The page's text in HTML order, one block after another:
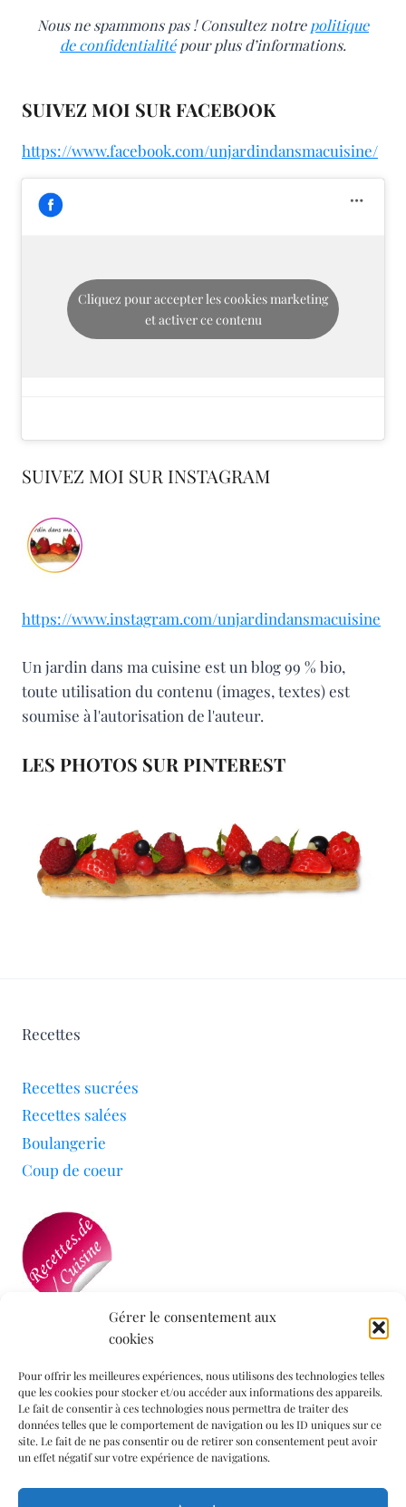
Gérer le consentement aux
cookies
Pour offrir les meilleures expériences, nous utilisons des technologies telles
que les cookies pour stocker et/ou accéder aux informations des appareils.
Le fait de consentir à ces technologies nous permettra de traiter des
données telles que le comportement de navigation ou les ID uniques sur ce
site. Le fait de ne pas consentir ou de retirer son consentement peut avoir
un effet négatif sur votre expérience de navigations.
Nous ne spammons pas ! Consultez notre politique
de confidentialitépour plus d’informations.
SUIVEZ MOI SUR FACEBOOK
https://www.facebook.com/unjardindansmacuisine/
Cliquez pour accepter les cookies marketing
et activer ce contenu
SUIVEZ MOI SUR INSTAGRAM
https://www.instagram.com/unjardindansmacuisine
Un jardin dans ma cuisine est un blog 99 % bio,
toute utilisation du contenu (images, textes) est
soumise à l'autorisation de l'auteur.
LES PHOTOS SUR PINTEREST
Recettes
Recettes sucrées
Recettes salées
Boulangerie
Coup de coeur
Mon blog a été sélectionné par le site
Informations légales
Mentions légales